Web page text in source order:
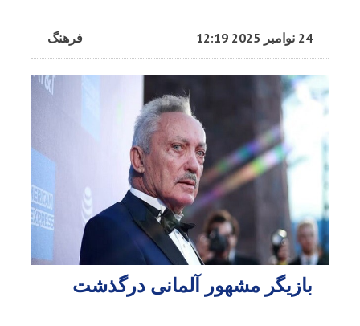
فرهنگ 24 نوامبر 2025 12:19
بازیگر مشهور آلمانی درگذشت